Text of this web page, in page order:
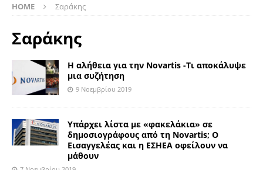
HOME Σαράκης
Σαράκης
Η αλήθεια για την Novartis -Τι αποκάλυψε
μια συζήτηση
9 Νοεμβρίου 2019
Υπάρχει λίστα με «φακελάκια» σε
δημοσιογράφους από τη Novartis; Ο
Εισαγγελέας και η ΕΣΗΕΑ οφείλουν να
μάθουν